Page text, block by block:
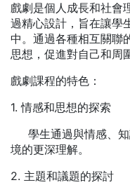
戲劇是個人成長和社會
過精心設計，旨在讓學
中。通過各種相互關聯
思想，促進對自己和周
戲劇課程的特色：
1. 情感和思想的探索
學生通過與情感、知
境的更深理解。
2. 主題和議題的探討